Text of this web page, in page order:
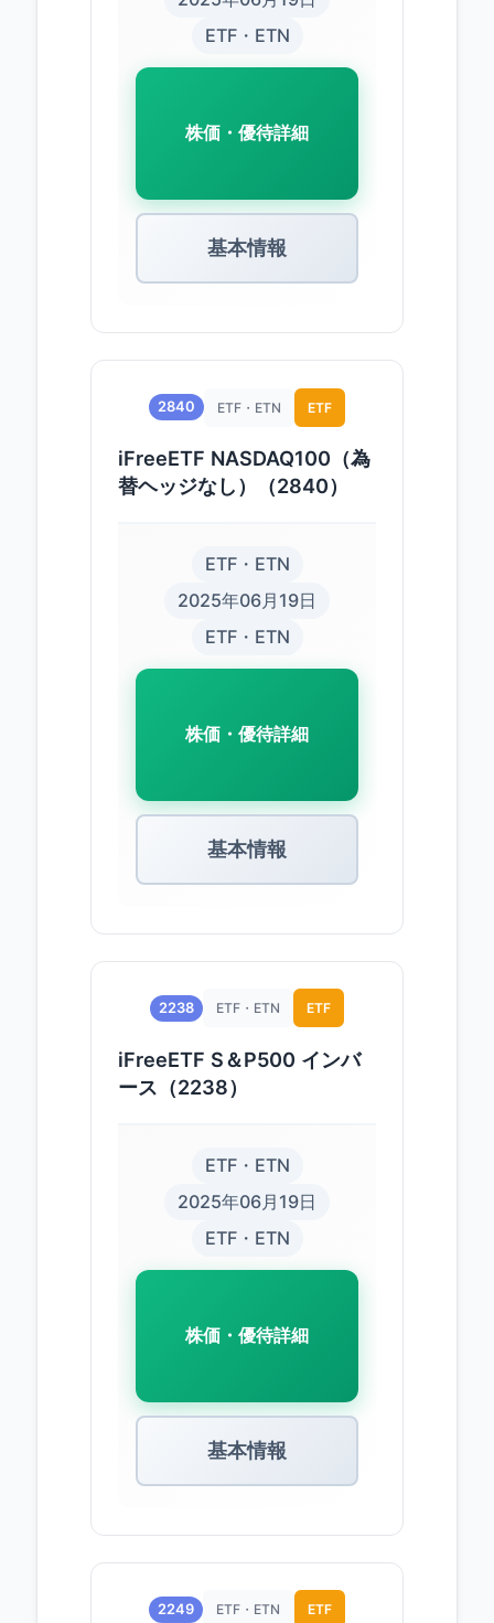
ETF・ETN
株価・優待詳細
基本情報
2840 ETF・ETN ETF
iFreeETF NASDAQ100（為
替ヘッジなし）（2840）
ETF・ETN
2025年06月19日
ETF・ETN
株価・優待詳細
基本情報
2238 ETF・ETN ETF
iFreeETF S＆P500 インバ
ース（2238）
ETF・ETN
2025年06月19日
ETF・ETN
株価・優待詳細
基本情報
2249 ETF・ETN ETF